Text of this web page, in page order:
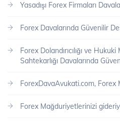
Yasadışı Forex Firmaları
Forex Davalarında Güvenilir
Forex Dolandırıcılığı ve
Sahtekarlığı Davalarında
ForexDavaAvukati.com, Forex
Forex Mağduriyetlerinizi